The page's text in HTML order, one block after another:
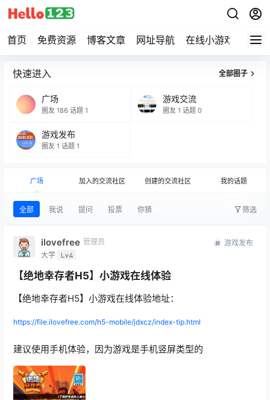
首页 免费资源 博客文章 网址导航 在线小游戏
快速进入 全部圈子
广场
圈友 186 话题 1
游戏交流
圈友 1 话题 0
游戏发布
圈友 1 话题 1
广场 加入的交流社区 创建的交流社区 我的话题
全部 我说 提问 投票 你猜 筛选
ilovefree 管理员
大学 Lv4
游戏发布
【绝地幸存者H5】小游戏在线体验
【绝地幸存者H5】小游戏在线体验地址：
https://file.ilovefree.com/h5-mobile/jdxcz/index-tip.html
建议使用手机体验，因为游戏是手机竖屏类型的